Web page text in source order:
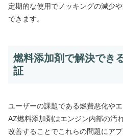
定期的な使用でノッキングの減少
できます。
燃料添加剤で解決でき
証
ユーザーの課題である燃費悪化や
AZ燃料添加剤はエンジン内部の汚
改善することでこれらの問題にアプ